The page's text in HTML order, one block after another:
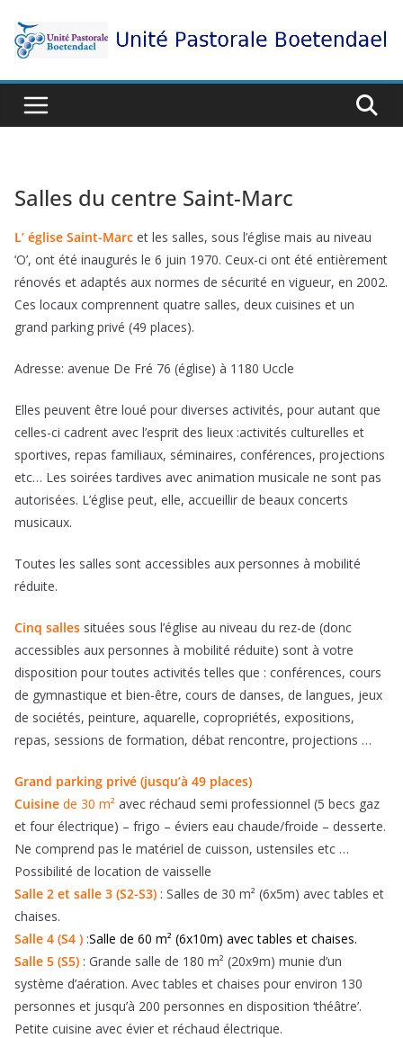
au
contenu
Salles du centre Saint-Marc
L’ église Saint-Marc et les salles, sous l’église mais au niveau
‘O’, ont été inaugurés le 6 juin 1970. Ceux-ci ont été entièrement
rénovés et adaptés aux normes de sécurité en vigueur, en 2002.
Ces locaux comprennent quatre salles, deux cuisines et un
grand parking privé (49 places).
Adresse: avenue De Fré 76 (église) à 1180 Uccle
Elles peuvent être loué pour diverses activités, pour autant que
celles-ci cadrent avec l’esprit des lieux :activités culturelles et
sportives, repas familiaux, séminaires, conférences, projections
etc… Les soirées tardives avec animation musicale ne sont pas
autorisées. L’église peut, elle, accueillir de beaux concerts
musicaux.
Toutes les salles sont accessibles aux personnes à mobilité
réduite.
Cinq salles situées sous l’église au niveau du rez-de (donc
accessibles aux personnes à mobilité réduite) sont à votre
disposition pour toutes activités telles que : conférences, cours
de gymnastique et bien-être, cours de danses, de langues, jeux
de sociétés, peinture, aquarelle, copropriétés, expositions,
repas, sessions de formation, débat rencontre, projections …
Grand parking privé (jusqu’à 49 places)
Cuisine de 30 m² avec réchaud semi professionnel (5 becs gaz
et four électrique) – frigo – éviers eau chaude/froide – desserte.
Ne comprend pas le matériel de cuisson, ustensiles etc …
Possibilité de location de vaisselle
Salle 2 et salle 3 (S2-S3) : Salles de 30 m² (6x5m) avec tables et
chaises.
Salle 4 (S4 ) :Salle de 60 m² (6x10m) avec tables et chaises.
Salle 5 (S5) : Grande salle de 180 m² (20x9m) munie d’un
système d’aération. Avec tables et chaises pour environ 130
personnes et jusqu’à 200 personnes en disposition ‘théâtre’.
Petite cuisine avec évier et réchaud électrique.